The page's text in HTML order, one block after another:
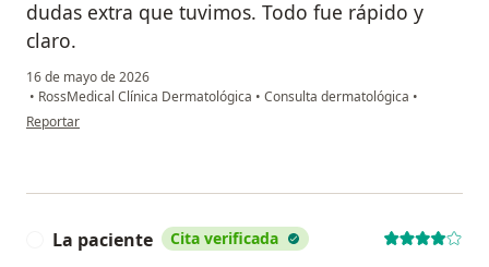
dudas extra que tuvimos. Todo fue rápido y
claro.
16 de mayo de 2026
• RossMedical Clínica Dermatológica • Consulta dermatológica •
en opinión del usuario Lourdes Rodriguez
Reportar
La paciente Cita verificada